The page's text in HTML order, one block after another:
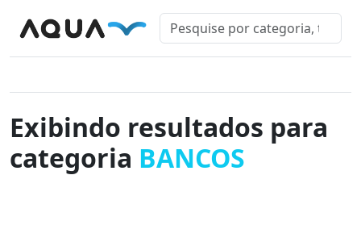
Exibindo resultados para
categoria BANCOS